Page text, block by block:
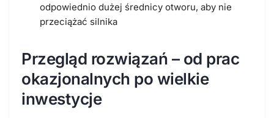
odpowiednio dużej średnicy otworu, aby nie
przeciążać silnika
Przegląd rozwiązań – od prac
okazjonalnych po wielkie
inwestycje